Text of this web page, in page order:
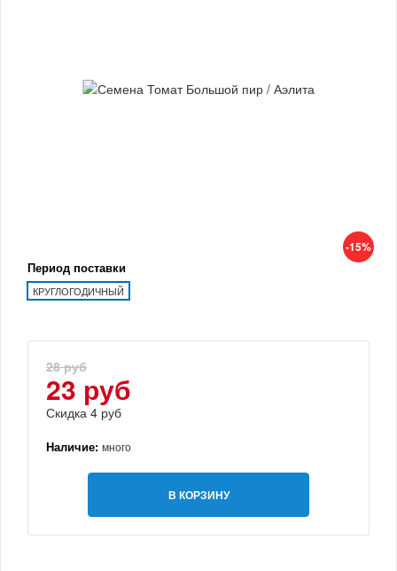
-15%
Период поставки
КРУГЛОГОДИЧНЫЙ
28 руб
23 руб
Скидка 4 руб
Наличие: много
В КОРЗИНУ